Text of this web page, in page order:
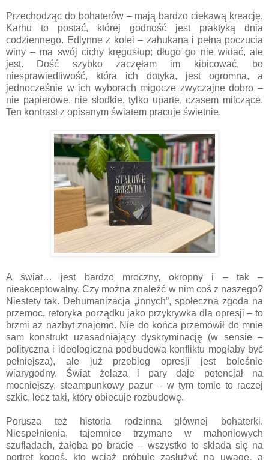
Przechodząc do bohaterów – mają bardzo ciekawą kreację.
Karhu to postać, której godność jest praktyką dnia
codziennego. Edlynne z kolei – zahukana i pełna poczucia
winy – ma swój cichy kręgosłup; długo go nie widać, ale
jest. Dość szybko zaczęłam im kibicować, bo
niesprawiedliwość, która ich dotyka, jest ogromna, a
jednocześnie w ich wyborach migocze zwyczajne dobro –
nie papierowe, nie słodkie, tylko uparte, czasem milczące.
Ten kontrast z opisanym światem pracuje świetnie.
A świat… jest bardzo mroczny, okropny i – tak –
nieakceptowalny. Czy można znaleźć w nim coś z naszego?
Niestety tak. Dehumanizacja „innych”, społeczna zgoda na
przemoc, retoryka porządku jako przykrywka dla opresji – to
brzmi aż nazbyt znajomo. Nie do końca przemówił do mnie
sam konstrukt uzasadniający dyskryminację (w sensie –
polityczna i ideologiczna podbudowa konfliktu mogłaby być
pełniejsza), ale już przebieg opresji jest boleśnie
wiarygodny. Świat żelaza i pary daje potencjał na
mocniejszy, steampunkowy pazur – w tym tomie to raczej
szkic, lecz taki, który obiecuje rozbudowę.
Porusza też historia rodzinna głównej bohaterki.
Niespełnienia, tajemnice trzymane w mahoniowych
szufladach, żałoba po bracie – wszystko to składa się na
portret kogoś, kto wciąż próbuje zasłużyć na uwagę, a